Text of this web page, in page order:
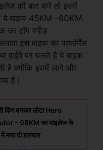
की बात करे तो इसमें
ये बाइक 45KM -60KM
का टॉप स्पीड
इस बाइक का परफॉर्मेंस
हाईवे पर चलते है ये बाइक
है क्योंकि इसमें आगे और
है।
किंग बनकर लौटा Hero
– 98KM का माइलेज के
मचा दी हलचल